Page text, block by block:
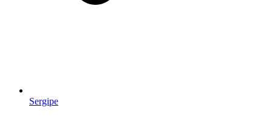
Sergipe